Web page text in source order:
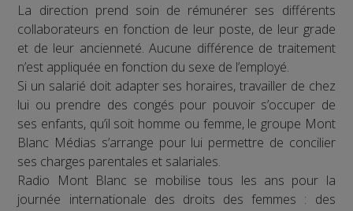
La direction prend soin de rémunérer ses différents
collaborateurs en fonction de leur poste, de leur grade
et de leur ancienneté. Aucune différence de traitement
n’est appliquée en fonction du sexe de l’employé.
Si un salarié doit adapter ses horaires, travailler de chez
lui ou prendre des congés pour pouvoir s’occuper de
ses enfants, qu’il soit homme ou femme, le groupe Mont
Blanc Médias s’arrange pour lui permettre de concilier
ses charges parentales et salariales.
Radio Mont Blanc se mobilise tous les ans pour la
journée internationale des droits des femmes : des